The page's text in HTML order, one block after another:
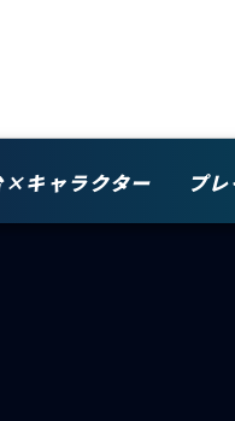
×キャラクター プ